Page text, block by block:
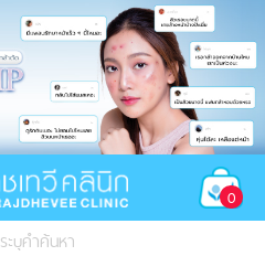
0
ระบุคำค้นหา